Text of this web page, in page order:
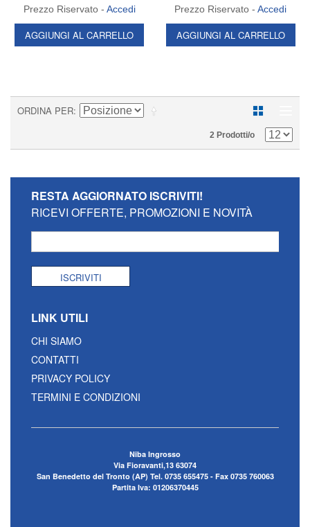
Prezzo Riservato - Accedi
AGGIUNGI AL CARRELLO
Prezzo Riservato -Accedi
AGGIUNGI AL CARRELLO
ORDINA PER
2 Prodotti/o
RESTA AGGIORNATO ISCRIVITI!
RICEVI OFFERTE, PROMOZIONI E NOVITÀ
ISCRIVITI
LINK UTILI
CHI SIAMO
CONTATTI
PRIVACY POLICY
TERMINI E CONDIZIONI
Niba Ingrosso
Via Fioravanti,13 63074
San Benedetto del Tronto (AP) Tel. 0735 655475 - Fax 0735 760063
Partita Iva: 01206370445